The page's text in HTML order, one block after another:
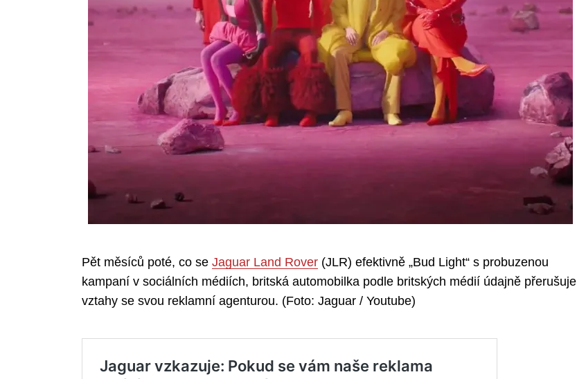
Pět měsíců poté, co se Jaguar Land Rover(JLR) efektivně „Bud Light“ s probuzenou
kampaní v sociálních médiích, britská automobilka podle britských médií údajně přerušuje
vztahy se svou reklamní agenturou. (Foto: Jaguar / Youtube)